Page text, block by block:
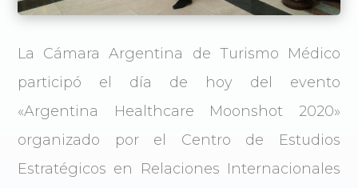
La Cámara Argentina de Turismo Médico
participó el día de hoy del evento
«Argentina Healthcare Moonshot 2020»
organizado por el Centro de Estudios
Estratégicos en Relaciones Internacionales